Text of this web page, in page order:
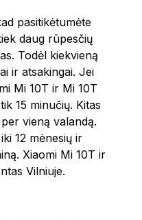
pasitikėtumėte
daug rūpesčių
Todėl kiekvieną
ir atsakingai. Jei
Mi 10T ir Mi 10T
15 minučių. Kitas
vieną valandą.
12 mėnesių ir
Xiaomi Mi 10T ir
Vilniuje.